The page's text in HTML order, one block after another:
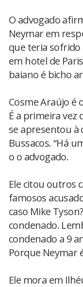
O advogado
Neymar em
que teria
em hotel de
baiano é bicho
Cosme Araújo é
É a primeira vez
se apresentou à
Bussacos. “Há
o o advogado.
Ele citou outros
famosos
caso Mike
condenado.
condenado a 9
Porque Neymar
Ele mora em